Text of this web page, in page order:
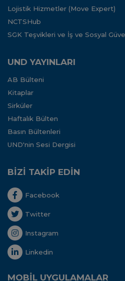
Lojistik Hizmetler (Move Expert)
NCTSHub
SGK Teşvikleri ve İş ve Sosyal
UND YAYINLARI
AB Bülteni
Kitaplar
Sirküler
Haftalık Bülten
Basın Bültenleri
UND'nin Sesi Dergisi
BİZİ TAKİP EDİN
Facebook
Twitter
Instagram
Linkedin
MOBİL UYGULAMALAR